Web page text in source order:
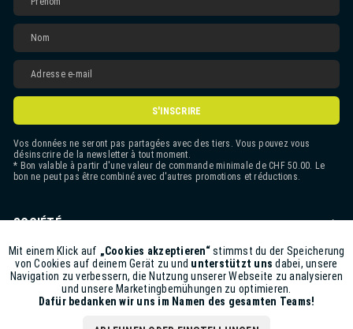
S'INSCRIRE
Vos données ne seront pas partagées avec des tiers. Vous pouvez vous
désinscrire de la newsletter à tout moment.
* Bon valable à partir d'une valeur de commande minimale de CHF 50.00. Le
bon ne peut pas être combiné avec d'autres promotions et réductions.
SOCIÉTÉ
CONTACT
ASSISTANCE BOUTIQUE
INFORMATIONS
Funktionale Aktiv
Marketing Inaktiv
Mit einem Klick auf „Cookies akzeptieren“stimmst du der Speicherung
von Cookies auf deinem Gerät zu und unterstützt uns dabei, unsere
Navigation zu verbessern, die Nutzung unserer Webseite zu analysieren
und unsere Marketingbemühungen zu optimieren.
Dafür bedanken wir uns im Namen des gesamten Teams!